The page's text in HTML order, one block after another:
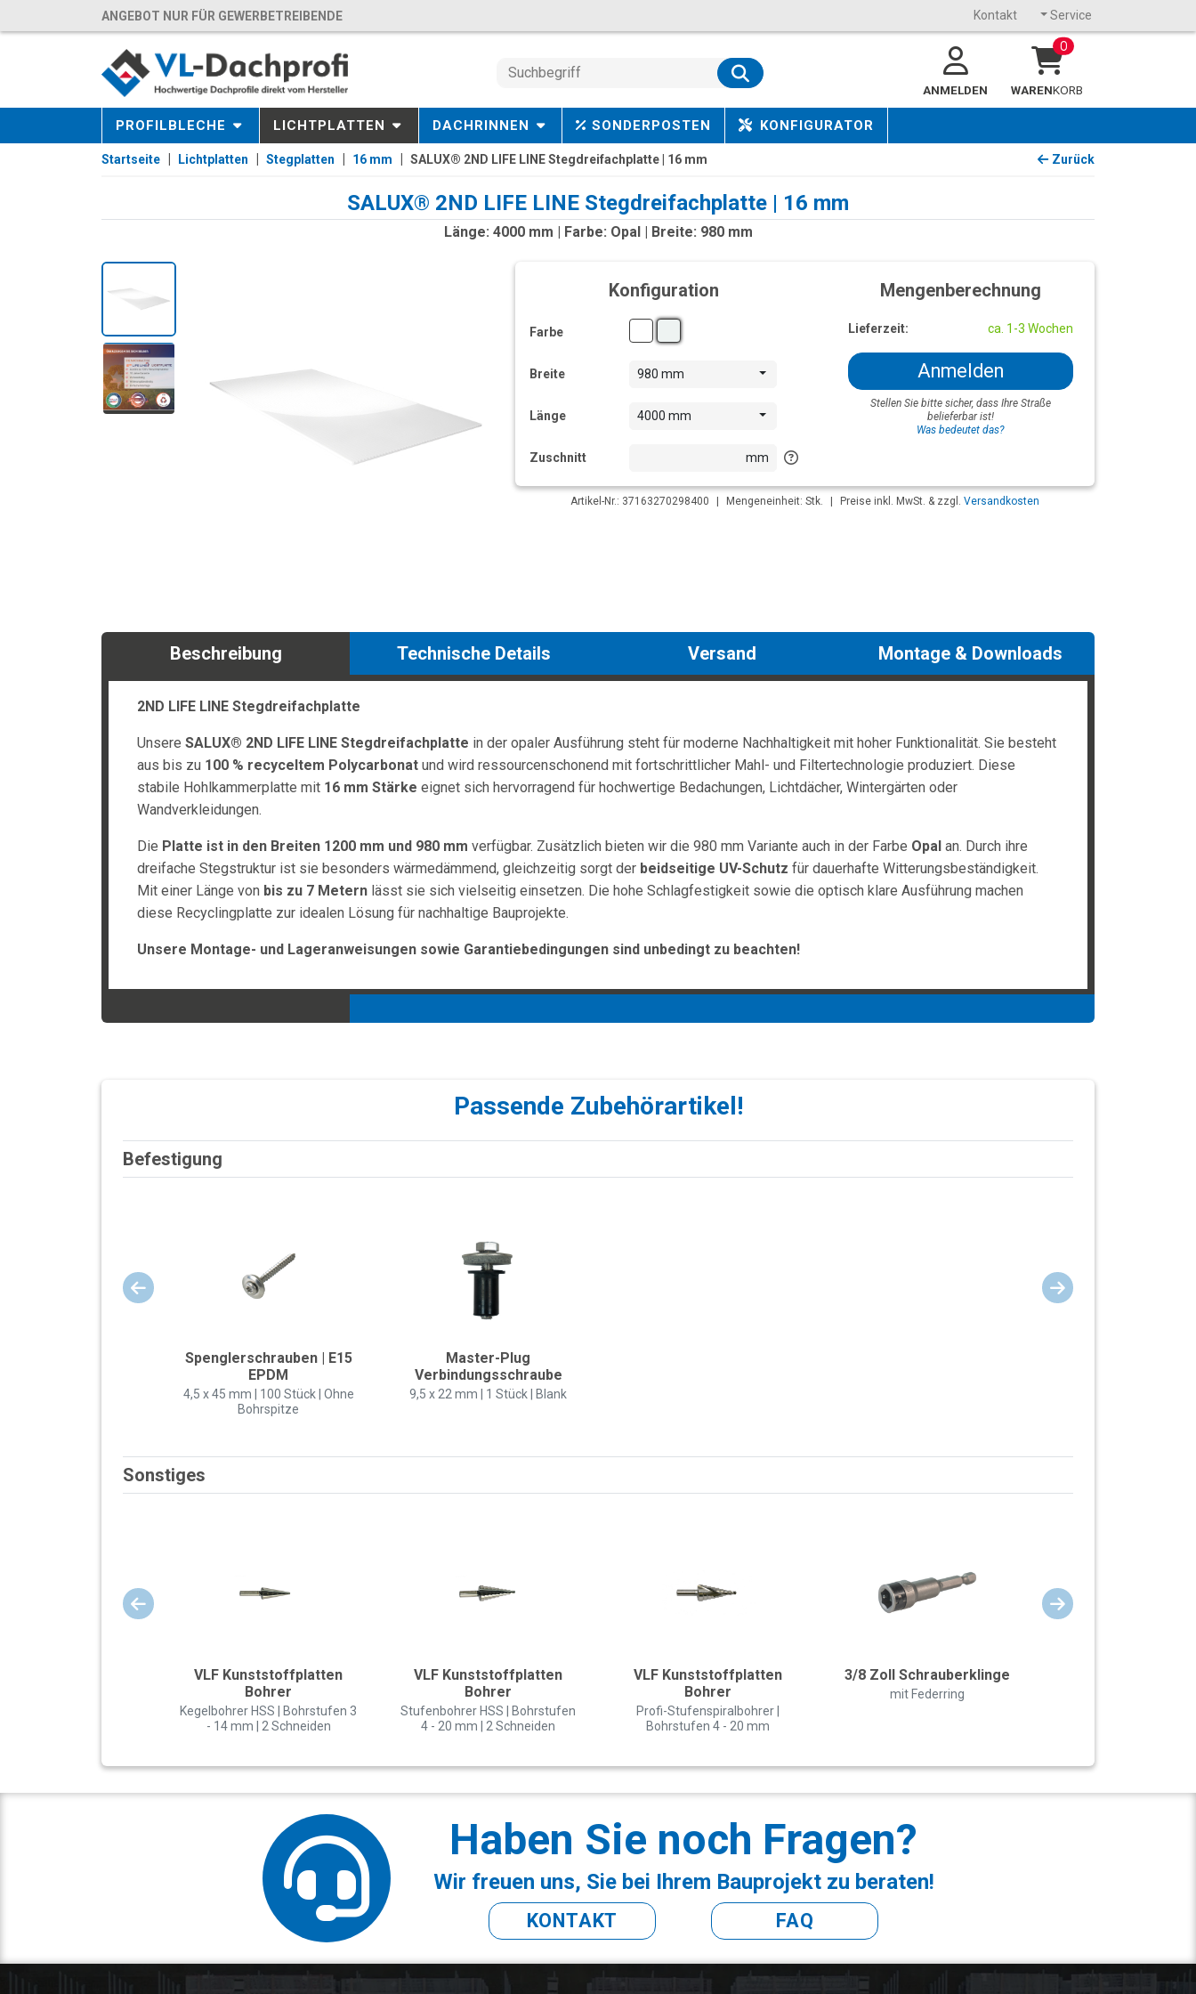
ANGEBOT NUR FÜR GEWERBETREIBENDE Kontakt Service
ANMELDEN
0
WARENKORB
PROFILBLECHE LICHTPLATTEN DACHRINNEN SONDERPOSTEN KONFIGURATOR
Startseite Lichtplatten Stegplatten 16 mm SALUX® 2ND LIFE LINE Stegdreifachplatte | 16 mm Zurück
SALUX® 2ND LIFE LINE Stegdreifachplatte | 16 mm
Länge: 4000 mm | Farbe: Opal | Breite: 980 mm
Konfiguration
Farbe
Breite 980 mm
Länge 4000 mm
Zuschnitt mm
Mengenberechnung
Lieferzeit: ca. 1-3 Wochen
Anmelden
Stellen Sie bitte sicher, dass Ihre Straße
belieferbar ist!
Was bedeutet das?
Artikel-Nr.: 37163270298400 Mengeneinheit: Stk. Preise inkl. MwSt. & zzgl. Versandkosten
Beschreibung Technische Details Versand Montage & Downloads
2ND LIFE LINE Stegdreifachplatte
Unsere SALUX® 2ND LIFE LINE Stegdreifachplatte in der opaler Ausführung steht für moderne Nachhaltigkeit mit hoher Funktionalität. Sie besteht
aus bis zu 100 % recyceltem Polycarbonatund wird ressourcenschonend mit fortschrittlicher Mahl- und Filtertechnologie produziert. Diese
stabile Hohlkammerplatte mit 16 mm Stärke eignet sich hervorragend für hochwertige Bedachungen, Lichtdächer, Wintergärten oder
Wandverkleidungen.
Die Platte ist in den Breiten 1200 mm und 980 mm verfügbar. Zusätzlich bieten wir die 980 mm Variante auch in der Farbe Opalan. Durch ihre
dreifache Stegstruktur ist sie besonders wärmedämmend, gleichzeitig sorgt der beidseitige UV-Schutz für dauerhafte Witterungsbeständigkeit.
Mit einer Länge von bis zu 7 Meternlässt sie sich vielseitig einsetzen. Die hohe Schlagfestigkeit sowie die optisch klare Ausführung machen
diese Recyclingplatte zur idealen Lösung für nachhaltige Bauprojekte.
Unsere Montage- und Lageranweisungen sowie Garantiebedingungen sind unbedingt zu beachten!
Passende Zubehörartikel!
Befestigung
Spenglerschrauben | E15
EPDM
4,5 x 45 mm | 100 Stück | Ohne
Bohrspitze
Master-Plug
Verbindungsschraube
9,5 x 22 mm | 1 Stück | Blank
Sonstiges
VLF Kunststoffplatten
Bohrer
Kegelbohrer HSS | Bohrstufen 3
- 14 mm | 2 Schneiden
VLF Kunststoffplatten
Bohrer
Stufenbohrer HSS | Bohrstufen
4 - 20 mm | 2 Schneiden
VLF Kunststoffplatten
Bohrer
Profi-Stufenspiralbohrer |
Bohrstufen 4 - 20 mm
3/8 Zoll Schrauberklinge
mit Federring
Haben Sie noch Fragen?
Wir freuen uns, Sie bei Ihrem Bauprojekt zu beraten!
KONTAKT FAQ